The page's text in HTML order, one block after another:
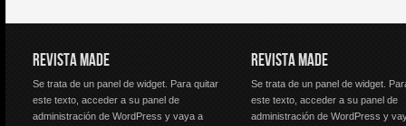
REVISTA MADE
Se trata de un panel de widget. Para quitar
este texto, acceder a su panel de
administración de WordPress y vaya a
REVISTA MADE
Se trata de un panel de widget.
este texto, acceder a su panel de
administración de WordPress y